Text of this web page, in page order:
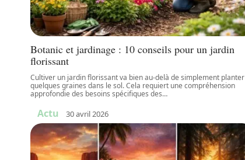
Botanic et jardinage : 10 conseils pour un jardin
florissant
Cultiver un jardin florissant va bien au-delà de simplement planter
quelques graines dans le sol. Cela requiert une compréhension
approfondie des besoins spécifiques des…
Actu 30 avril 2026